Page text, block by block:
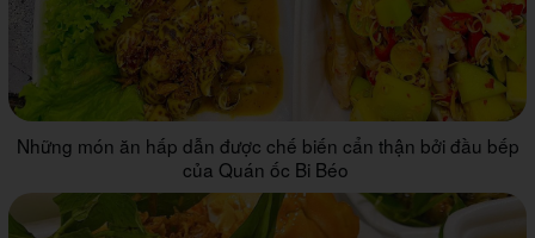
Những món ăn hấp dẫn được chế biến cẩn thận bởi đầu bếp
của Quán ốc Bi Béo